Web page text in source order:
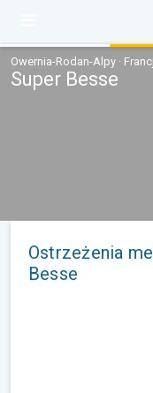
Owernia-Rodan-Alpy ·
Super Besse
Ostrzeżenia
Besse